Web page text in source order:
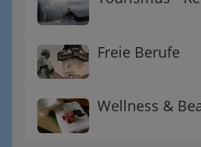
Freie Berufe
Wellness &